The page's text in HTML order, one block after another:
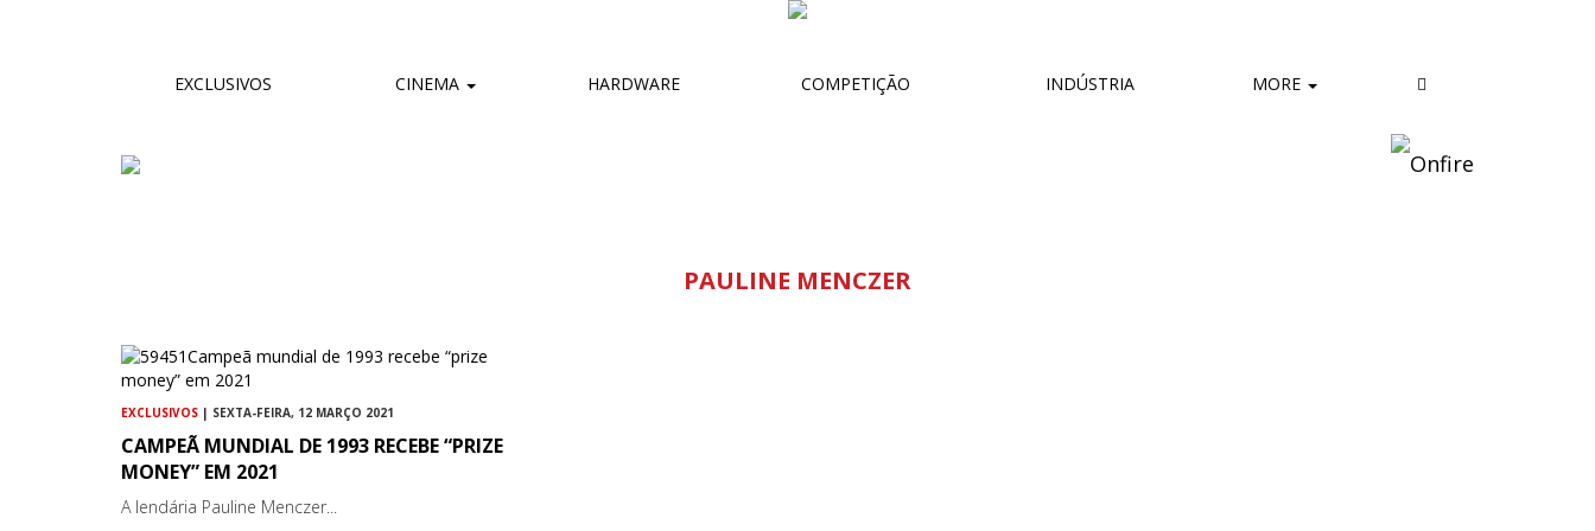
EXCLUSIVOS CINEMA HARDWARE COMPETIÇÃO INDÚSTRIA MORE
PAULINE MENCZER
EXCLUSIVOS | SEXTA-FEIRA, 12 MARÇO 2021
CAMPEÃ MUNDIAL DE 1993 RECEBE “PRIZE
MONEY” EM 2021
A lendária Pauline Menczer...